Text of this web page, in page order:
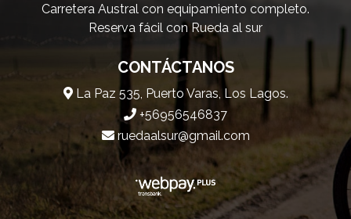
Carretera Austral con equipamiento completo.
Reserva fácil con Rueda al sur
CONTÁCTANOS
La Paz 535, Puerto Varas, Los Lagos.
+56956546837
ruedaalsur@gmail.com